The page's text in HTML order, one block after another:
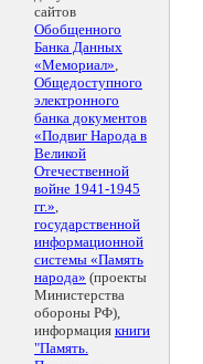
сайтов
Обобщенного
Банка Данных
«Мемориал»,
Общедоступного
электронного
банка документов
«Подвиг Народа в
Великой
Отечественной
войне 1941-1945
гг.»,
государственной
информационной
системы «Память
народа» (проекты
Министерства
обороны РФ),
информация книги
"Память.